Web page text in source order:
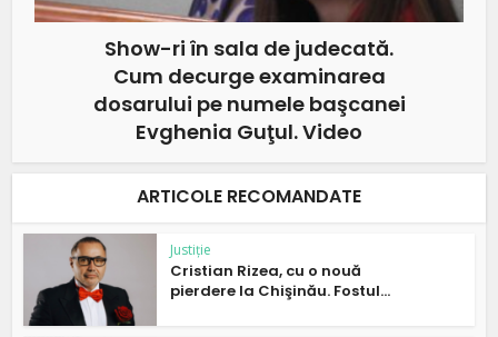
Show-ri în sala de judecată.
Cum decurge examinarea
dosarului pe numele başcanei
Evghenia Guţul. Video
ARTICOLE RECOMANDATE
Justiție
Cristian Rizea, cu o nouă
pierdere la Chişinău. Fostul...